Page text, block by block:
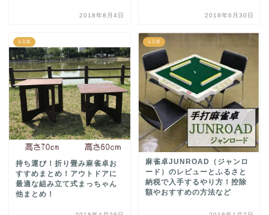
2018年8月4日 2018年6月30日
1-3.卓
持ち運び！折り畳み麻雀卓お
すすめまとめ！アウトドアに
最適な組み立て式まっちゃん
他まとめ！
1-3.卓
麻雀卓JUNROAD（ジャンロ
ード）のレビューとふるさと
納税で入手するやり方！控除
額やおすすめの方法など